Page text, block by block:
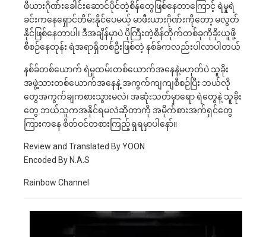
ဖီယားဂိုဏ်းခေါင်းဆောင်ပိုင်တဲ့စိန်တွေဖြစ်နေတာကြောင့် ရဲမှုရဲ
ခင်းကနေရှောင်တိမ်းနိုင်ပေမယ့် မာဖီးယားဂိုဏ်းကိုတော့ မလွတ်
နိုင်ဖြစ်နေတာပါ၊ ဒီအချိန်မှာပဲ ပိုကြီးတဲ့စိန်တိုက်တစ်ခုကိုခိုးယူဖို့
စီစဉ်နေတုန်း ရဲအရာရှိတစ်ဦးဖြစ်တဲ့ နစ်ခ်ကလည်းပါလာပါတယ်
နစ်ခ်တစ်ယောက် ရဲမှုထမ်းတစ်ယောက်အနေနဲ့မဟုတ်ပဲ သူခိုး
အဖွဲ့သားတစ်ယောက်အနေနဲ့ အကွက်ကျကျစီစဉ်ပြီး ဘယ်လို
တွေအကွက်ချကစားသွားမလဲ၊ အဆုံးသတ်မှာရော ရဲတွေနဲ့ သူခိုး
တွေ ဘယ်သူကအနိုင်ရမလဲဆိုတာကို အမိုက်စားအက်ရှင်တွေ
ကြားကနေ စိတ်ဝင်တစားကြည့်ရှုရမှာ‌ပါနော်။
Review and Translated By YOON
Encoded By N.A.S
Rainbow Channel